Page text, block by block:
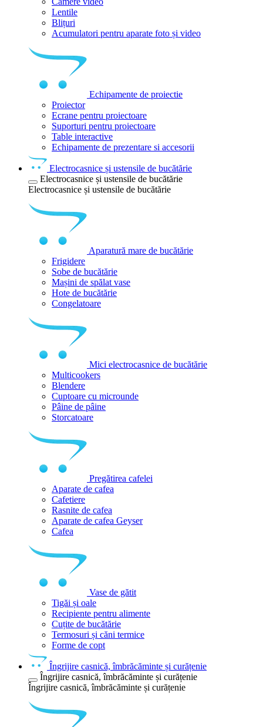
Lentile
Blițuri
Acumulatori pentru aparate foto și video
Echipamente de proiectie
Proiector
Ecrane pentru proiectoare
Suporturi pentru proiectoare
Table interactive
Echipamente de prezentare si accesorii
Electrocasnice și ustensile de bucătărie
Electrocasnice și ustensile de bucătărie
Electrocasnice și ustensile de bucătărie
Aparatură mare de bucătărie
Frigidere
Sobe de bucătărie
Mașini de spălat vase
Hote de bucătărie
Congelatoare
Mici electrocasnice de bucătărie
Multicookers
Blendere
Cuptoare cu microunde
Pâine de pâine
Storcatoare
Pregătirea cafelei
Aparate de cafea
Cafetiere
Rasnite de cafea
Aparate de cafea Geyser
Cafea
Vase de gătit
Tigăi și oale
Recipiente pentru alimente
Cuțite de bucătărie
Termosuri și căni termice
Forme de copt
Îngrijire casnică, îmbrăcăminte și curățenie
Îngrijire casnică, îmbrăcăminte și curățenie
Îngrijire casnică, îmbrăcăminte și curățenie